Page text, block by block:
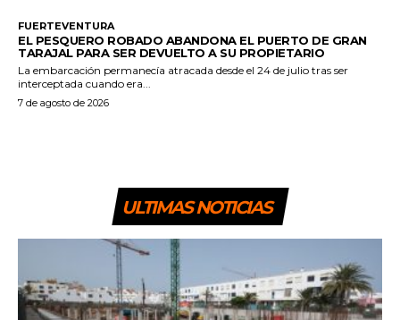
FUERTEVENTURA
EL PESQUERO ROBADO ABANDONA EL PUERTO DE GRAN
TARAJAL PARA SER DEVUELTO A SU PROPIETARIO
La embarcación permanecía atracada desde el 24 de julio tras ser
interceptada cuando era...
7 de agosto de 2026
ULTIMAS NOTICIAS